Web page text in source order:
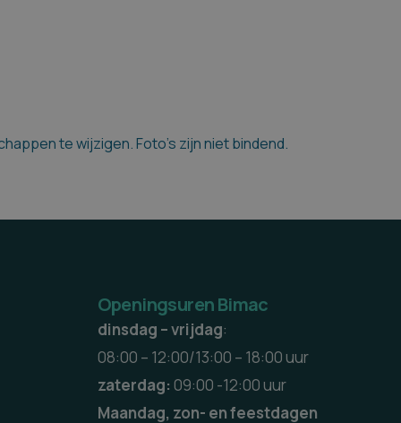
te wijzigen. Foto's zijn niet bindend.
Openingsuren Bimac
dinsdag – vrijdag:
08:00 – 12:00/13:00 – 18:00 uur
zaterdag: 09:00 -12:00 uur
Maandag, zon- en feestdagen